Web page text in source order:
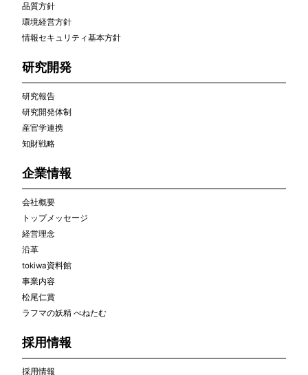
品質方針
環境経営方針
情報セキュリティ基本方針
研究開発
研究報告
研究開発体制
産官学連携
知財戦略
企業情報
会社概要
トップメッセージ
経営理念
沿革
tokiwa資料館
事業内容
松尾仁賞
ラフマの妖精 べねたむ
採用情報
採用情報